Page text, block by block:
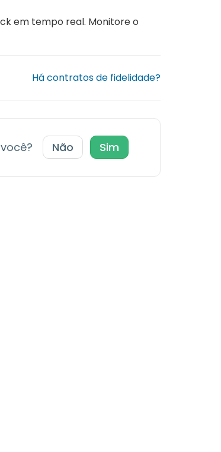
em tempo real. Monitore o
Há contratos de fidelidade?
Não Sim